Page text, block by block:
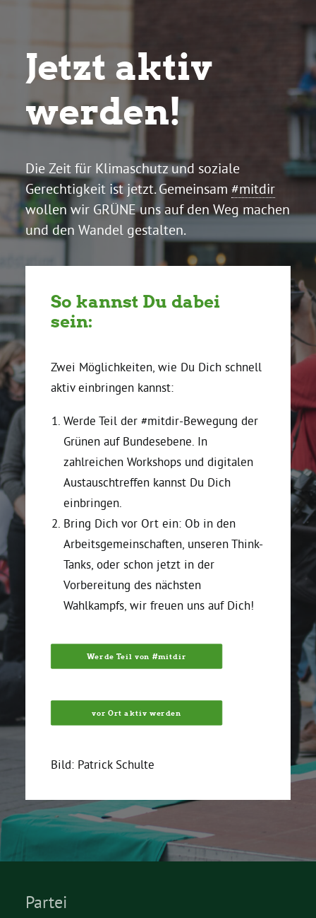
Jetzt aktiv
werden!
Die Zeit für Klimaschutz und soziale
Gerechtigkeit ist jetzt. Gemeinsam #mitdir
wollen wir GRÜNE uns auf den Weg machen
und den Wandel gestalten.
So kannst Du dabei
sein:
Zwei Möglichkeiten, wie Du Dich schnell
aktiv einbringen kannst:
Werde Teil der #mitdir-Bewegung der
Grünen auf Bundesebene. In
zahlreichen Workshops und digitalen
Austauschtreffen kannst Du Dich
einbringen.
Bring Dich vor Ort ein: Ob in den
Arbeitsgemeinschaften, unseren Think-
Tanks, oder schon jetzt in der
Vorbereitung des nächsten
Wahlkampfs, wir freuen uns auf Dich!
Werde Teil von #mitdir
vor Ort aktiv werden
Bild: Patrick Schulte
Partei